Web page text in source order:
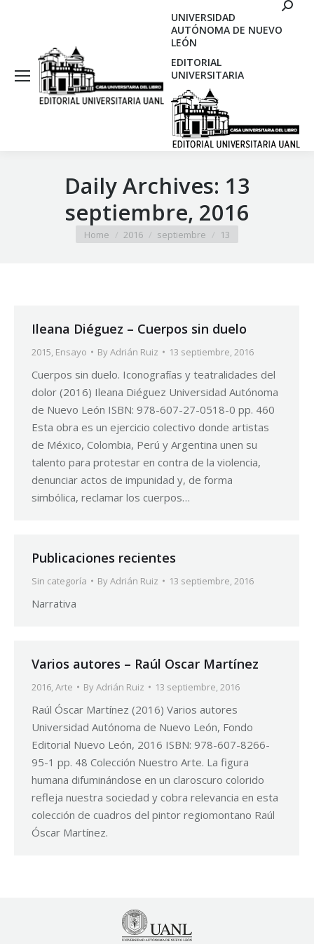
UNIVERSIDAD
AUTÓNOMA DE NUEVO
LEÓN
EDITORIAL
UNIVERSITARIA
Daily Archives: 13
septiembre, 2016
You are here:
Home 2016 septiembre 13
Ileana Diéguez – Cuerpos sin duelo
2015, Ensayo ByAdrián Ruiz 13 septiembre, 2016
Cuerpos sin duelo. Iconografías y teatralidades del
dolor (2016) Ileana Diéguez Universidad Autónoma
de Nuevo León ISBN: 978-607-27-0518-0 pp. 460
Esta obra es un ejercicio colectivo donde artistas
de México, Colombia, Perú y Argentina unen su
talento para protestar en contra de la violencia,
denunciar actos de impunidad y, de forma
simbólica, reclamar los cuerpos…
Publicaciones recientes
Sin categoría ByAdrián Ruiz 13 septiembre, 2016
Narrativa
Varios autores – Raúl Oscar Martínez
2016,Arte ByAdrián Ruiz 13 septiembre, 2016
Raúl Óscar Martínez (2016) Varios autores
Universidad Autónoma de Nuevo León, Fondo
Editorial Nuevo León, 2016 ISBN: 978-607-8266-
95-1 pp. 48 Colección Nuestro Arte. La figura
humana difuminándose en un claroscuro colorido
refleja nuestra sociedad y cobra relevancia en esta
colección de cuadros del pintor regiomontano Raúl
Óscar Martínez.